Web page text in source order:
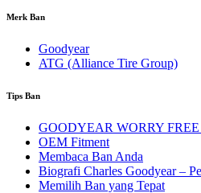
Merk Ban
Goodyear
ATG (Alliance Tire Group)
Tips Ban
GOODYEAR WORRY
OEM Fitment
Membaca Ban Anda
Biografi Charles Goodyear –
Memilih Ban yang Tepat